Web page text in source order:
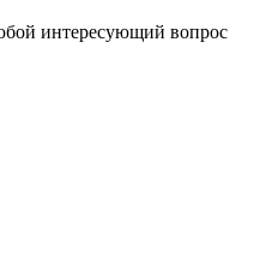
интересующий вопрос